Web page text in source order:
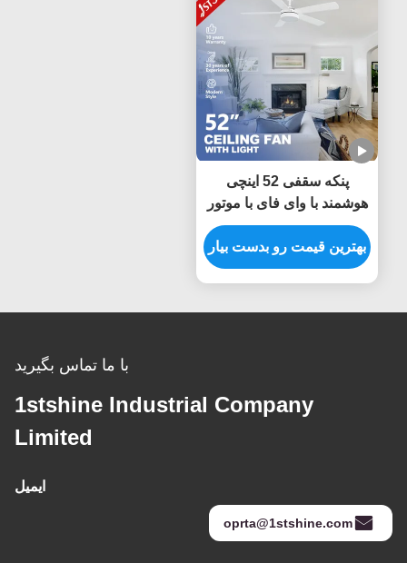
پنکه سقفی 52 اینچی
هوشمند با وای فای با موتور
DC بی صدا چراغ ها
بهترین قیمت رو بدست بیار
با ما تماس بگیرید
1stshine Industrial Company
Limited
ایمیل
oprta@1stshine.com